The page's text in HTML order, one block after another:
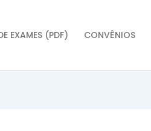
EXAMES (PDF) CONVÊNIOS